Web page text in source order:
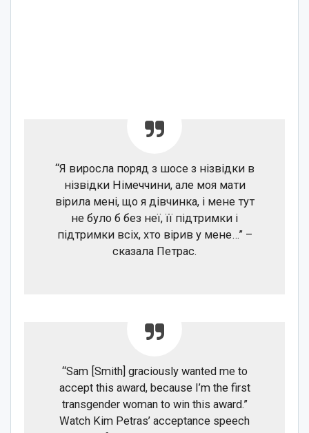
“Я виросла поряд з шосе з нізвідки в
нізвідки Німеччини, але моя мати
вірила мені, що я дівчинка, і мене тут
не було б без неї, її підтримки і
підтримки всіх, хто вірив у мене…” –
сказала Петрас.
“Sam [Smith] graciously wanted me to
accept this award, because I’m the first
transgender woman to win this award.”
Watch Kim Petras’ acceptance speech